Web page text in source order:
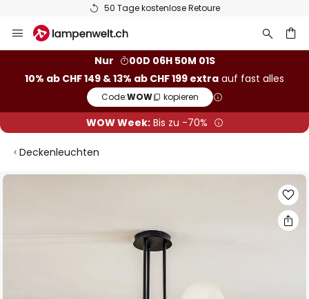
50 Tage kostenlose Retoure
Inhalt
Nur
00D 06H 50M 00S
10% ab CHF 149 & 13% ab CHF 199 extra auf fast alles
Code:WOW kopieren
WOW Week:Bis zu -70%
Deckenleuchten
Zum